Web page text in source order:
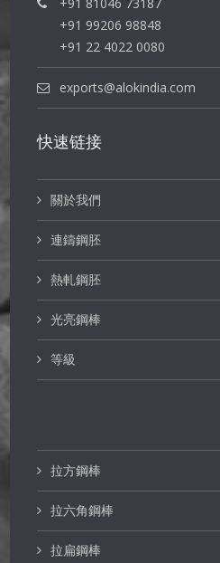
+91 99206 98848
+91 22 4022 0080
exports@alokindia.com
快速链接
關於我們
連鑄鋼胚
熱軋鋼胚
光亮鋼棒
等級
拉方鋼棒
拉六角鋼棒
拉扁鋼棒